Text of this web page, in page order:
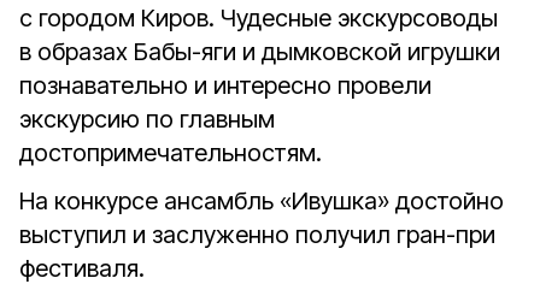
с городом Киров. Чудесные экскурсоводы
в образах Бабы-яги и дымковской игрушки
познавательно и интересно провели
экскурсию по главным
достопримечательностям.
На конкурсе ансамбль «Ивушка» достойно
выступил и заслуженно получил гран-при
фестиваля.